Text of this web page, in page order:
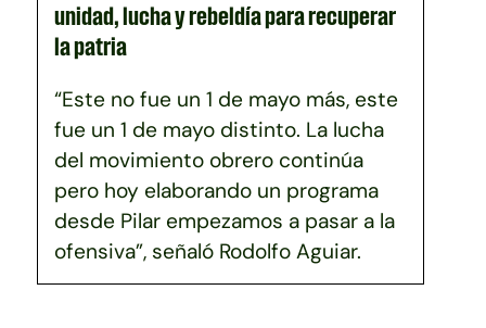
unidad, lucha y rebeldía para recuperar
la patria
“Este no fue un 1 de mayo más, este
fue un 1 de mayo distinto. La lucha
del movimiento obrero continúa
pero hoy elaborando un programa
desde Pilar empezamos a pasar a la
ofensiva”, señaló Rodolfo Aguiar.